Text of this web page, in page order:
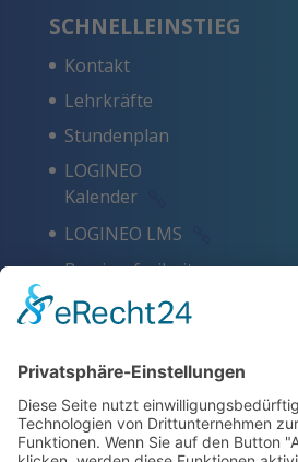
SCHNELLEINSTIEG
Kontakt
Lehrkräfte
Stundenplan
LOGINEO
Kalender
LOGINEO LMS
Barrierefreiheit
Schlagworte
Datenschutz